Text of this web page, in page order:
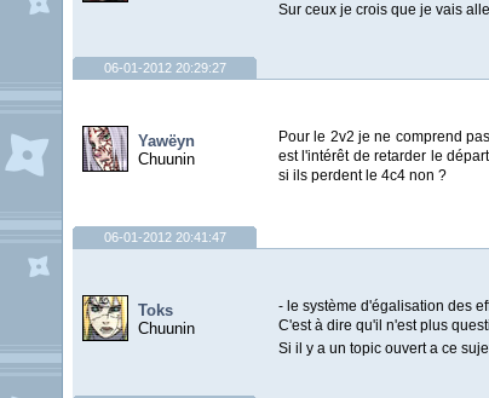
Sur ceux je crois que je vais
06-01-2012 20:29:27
Yawëyn
Chuunin
Pour le 2v2 je ne comprend
est l'intérêt de retarder le
si ils perdent le 4c4 non ?
06-01-2012 20:41:47
Toks
Chuunin
- le système d'égalisation des
C'est à dire qu'il n'est plus
Si il y a un topic ouvert a ce